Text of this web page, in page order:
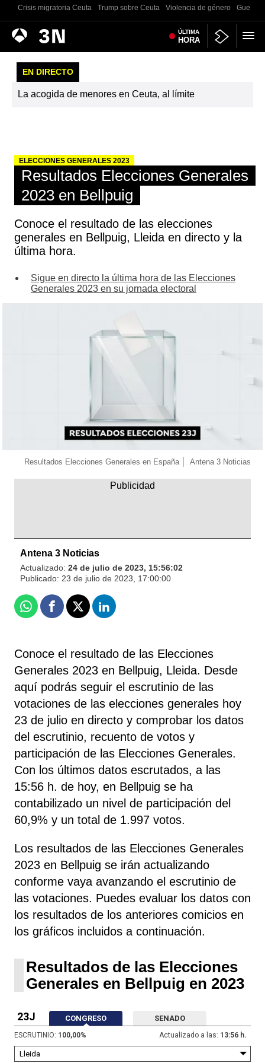
Crisis migratoria Ceuta Trump sobre Ceuta Violencia de género Guerra
Antena
3
Noticias ÚLTIMA
HORA
EN DIRECTO
La acogida de menores en Ceuta, al límite
ELECCIONES GENERALES 2023
Resultados Elecciones Generales
2023 en Bellpuig
Conoce el resultado de las elecciones
generales en Bellpuig, Lleida en directo y la
última hora.
Sigue en directo la última hora de las Elecciones
Generales 2023 en su jornada electoral
Resultados Elecciones Generales en España Antena 3 Noticias
Antena 3 Noticias
Actualizado: 24 de julio de 2023, 15:56:02
Publicado: 23 de julio de 2023, 17:00:00
WhatsappFacebook
X Linkedin
Conoce el resultado de las Elecciones
Generales 2023 en Bellpuig, Lleida. Desde
aquí podrás seguir el escrutinio de las
votaciones de las elecciones generales hoy
23 de julio en directo y comprobar los datos
del escrutinio, recuento de votos y
participación de las Elecciones Generales.
Con los últimos datos escrutados, a las
15:56 h. de hoy, en Bellpuig se ha
contabilizado un nivel de participación del
60,9% y un total de 1.997 votos.
Los resultados de las Elecciones Generales
2023 en Bellpuig se irán actualizando
conforme vaya avanzando el escrutinio de
las votaciones. Puedes evaluar los datos con
los resultados de los anteriores comicios en
los gráficos incluidos a continuación.
Resultados de las Elecciones
Generales en Bellpuig en 2023
23J CONGRESO SENADO
ESCRUTINIO: 100,00% Actualizado a las: 13:56 h.